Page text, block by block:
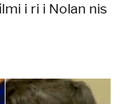
i ri i Nolan nis